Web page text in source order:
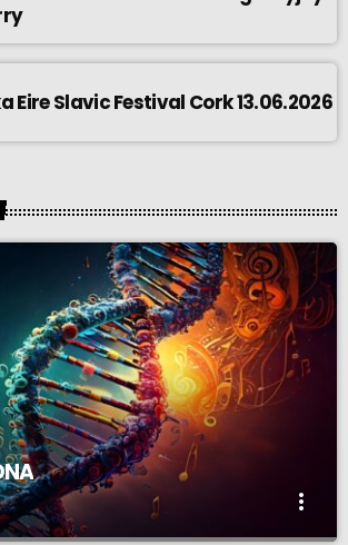
Eire Slavic Festival Cork 13.06.2026
more_vert